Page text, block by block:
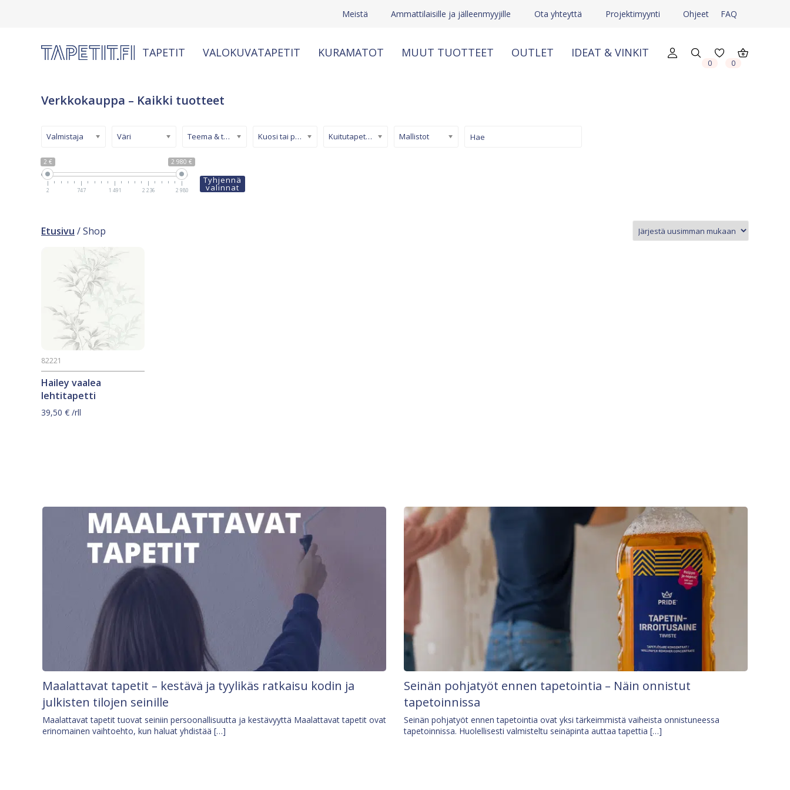
Meistä Ammattilaisille ja jälleenmyyjille Ota yhteyttä Projektimyynti Ohjeet FAQ
TAPETIT VALOKUVATAPETIT KURAMATOT MUUT TUOTTEET OUTLET IDEAT & VINKIT
0 0
Verkkokauppa – Kaikki tuotteet
2 € 2 980 €
2 747 1 491 2 236 2 980
Valmistaja Väri Teema & tyyli Kuosi tai pinta Kuitutapetti (non-woven) Mallistot
Tyhjennä
valinnat
Etusivu / Shop
Hailey vaalea
lehtitapetti
82221
39,50 € /rll
Maalattavat tapetit – kestävä ja tyylikäs ratkaisu kodin ja
julkisten tilojen seinille
Maalattavat tapetit tuovat seiniin persoonallisuutta ja kestävyyttä Maalattavat tapetit ovat
erinomainen vaihtoehto, kun haluat yhdistää […]
Seinän pohjatyöt ennen tapetointia – Näin onnistut
tapetoinnissa
Seinän pohjatyöt ennen tapetointia ovat yksi tärkeimmistä vaiheista onnistuneessa
tapetoinnissa. Huolellisesti valmisteltu seinäpinta auttaa tapettia […]